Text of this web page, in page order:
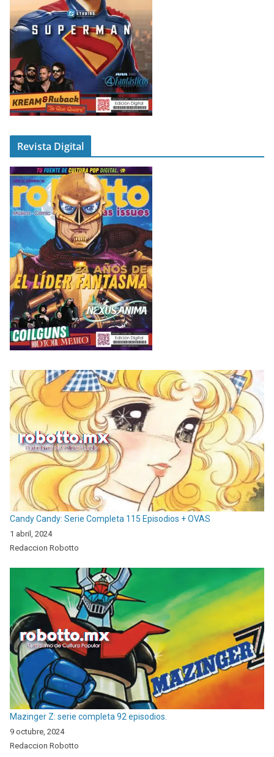
Revista Digital
Candy Candy: Serie Completa 115 Episodios + OVAS
1 abril, 2024
Redaccion Robotto
Mazinger Z: serie completa 92 episodios.
9 octubre, 2024
Redaccion Robotto